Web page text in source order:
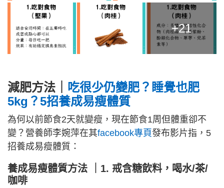
+21
減肥方法｜ 吃很少仍變肥？睡覺也肥
5kg？5招養成易瘦體質
為何以前節食2天就變瘦，現在節食1周但體重卻不
變？營養師李婉萍在其facebook專頁發布影片指，5
招養成易瘦體質：
養成易瘦體質方法 ｜1. 戒含糖飲料，喝水/茶/
咖啡